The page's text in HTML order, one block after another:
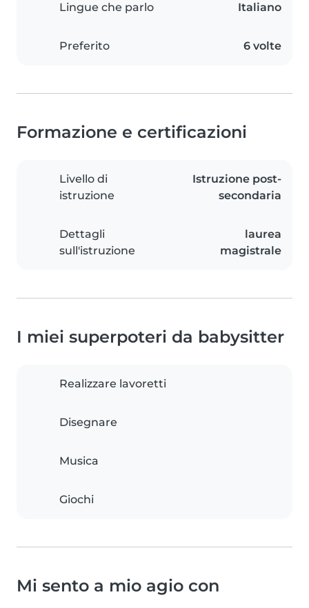
Lingue che parlo Italiano
Preferito 6 volte
Formazione e certificazioni
Livello di
istruzione
Istruzione post-
secondaria
Dettagli
sull'istruzione
laurea
magistrale
I miei superpoteri da babysitter
Realizzare lavoretti
Disegnare
Musica
Giochi
Mi sento a mio agio con